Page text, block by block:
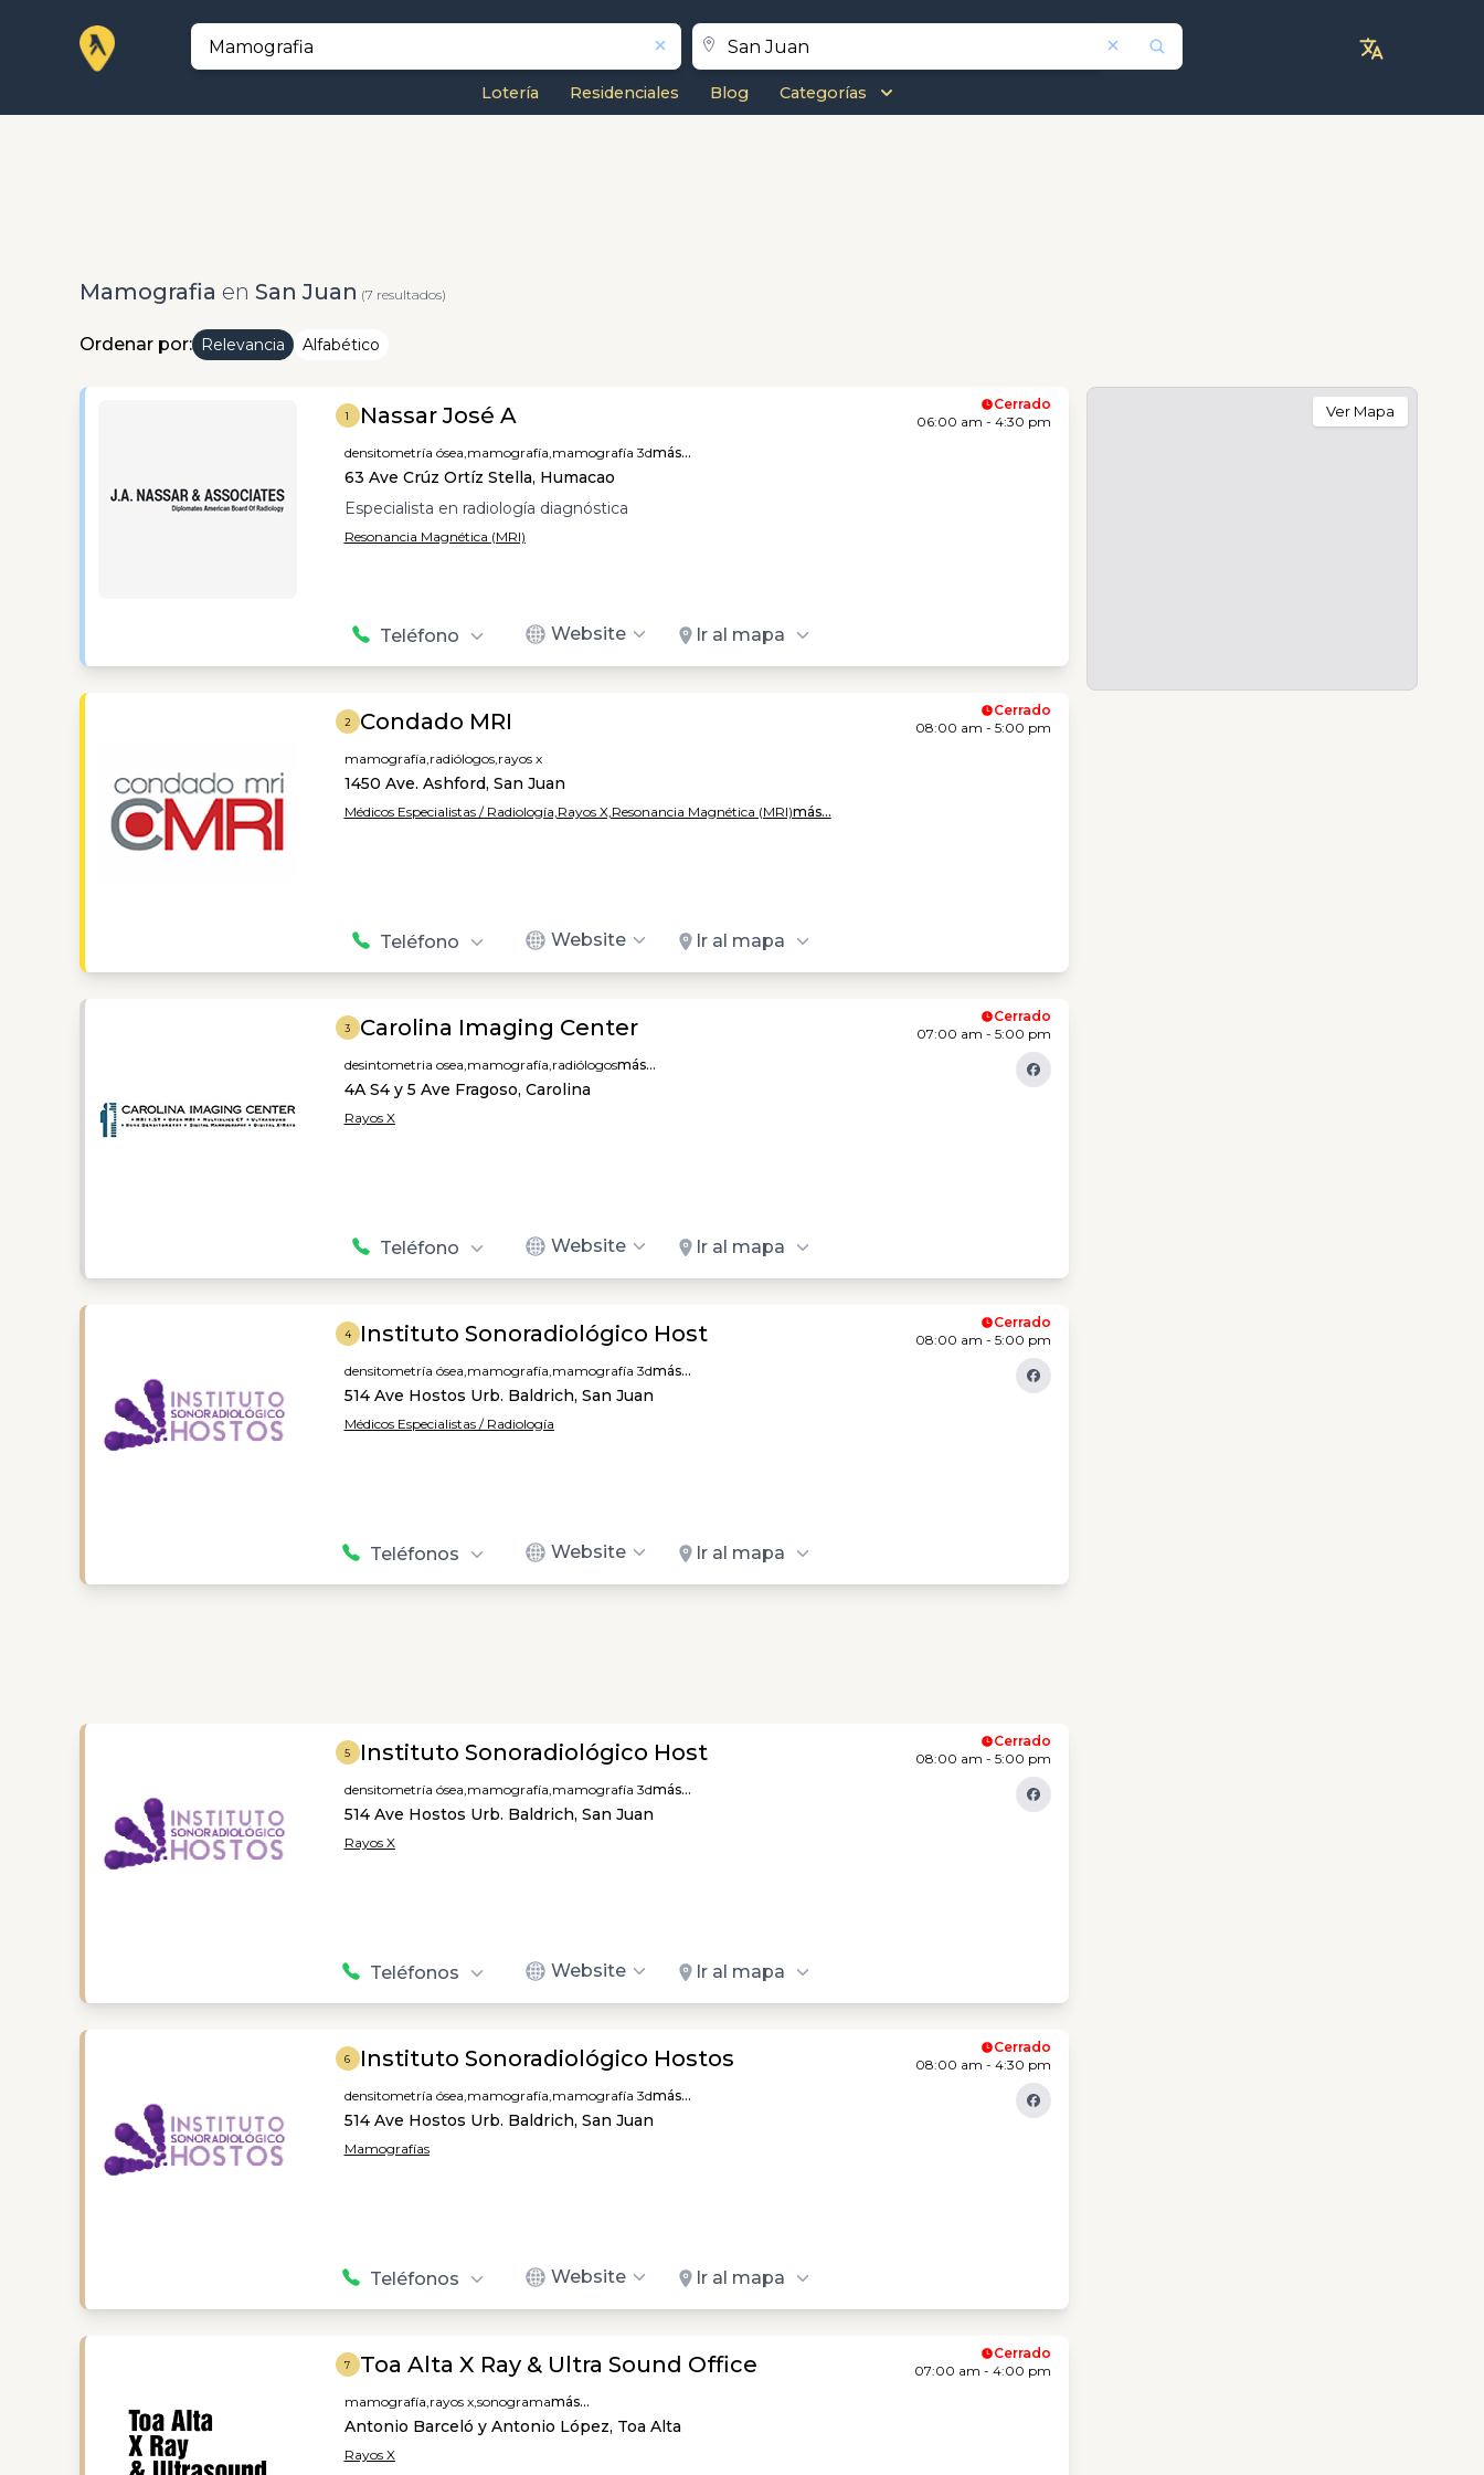
Lotería Residenciales Blog Categorías
Mamografia en San Juan (7 resultados)
Ordenar por: Relevancia Alfabético
1 Nassar José A
densitometría ósea,mamografía,mamografía 3dmás...
63 Ave Crúz Ortíz Stella, Humacao
Especialista en radiología diagnóstica
Resonancia Magnética (MRI)
Teléfono Website Ir al mapa
Cerrado
06:00 am - 4:30 pm
2 Condado MRI
mamografía,radiólogos,rayos x
1450 Ave. Ashford, San Juan
Médicos Especialistas / Radiología,Rayos X,Resonancia Magnética (MRI)más...
Teléfono Website Ir al mapa
Cerrado
08:00 am - 5:00 pm
3 Carolina Imaging Center
desintometria osea,mamografía,radiólogosmás...
4A S4 y 5 Ave Fragoso, Carolina
Rayos X
Teléfono Website Ir al mapa
Cerrado
07:00 am - 5:00 pm
4 Instituto Sonoradiológico Host
densitometría ósea,mamografía,mamografía 3dmás...
514 Ave Hostos Urb. Baldrich, San Juan
Médicos Especialistas / Radiología
Teléfonos Website Ir al mapa
Cerrado
08:00 am - 5:00 pm
5 Instituto Sonoradiológico Host
densitometría ósea,mamografía,mamografía 3dmás...
514 Ave Hostos Urb. Baldrich, San Juan
Rayos X
Teléfonos Website Ir al mapa
Cerrado
08:00 am - 5:00 pm
6 Instituto Sonoradiológico Hostos
densitometría ósea,mamografía,mamografía 3dmás...
514 Ave Hostos Urb. Baldrich, San Juan
Mamografías
Teléfonos Website Ir al mapa
Cerrado
08:00 am - 4:30 pm
7 Toa Alta X Ray & Ultra Sound Office
mamografía,rayos x,sonogramamás...
Antonio Barceló y Antonio López, Toa Alta
Rayos X
Cerrado
07:00 am - 4:00 pm
Ver Mapa